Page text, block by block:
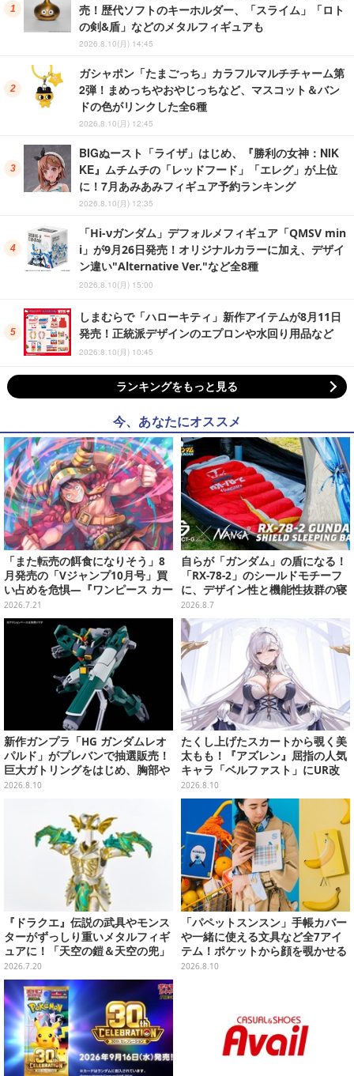
売！歴代ソフトのキーホルダー、「スライム」「ロト
の剣&盾」などのメタルフィギュアも
2026.8.10(月) 14:45
ガシャポン「たまごっち」カラフルマルチチャーム第
2弾！まめっちやおやじっちなど、マスコット＆バン
ドの色がリンクした全6種
2026.8.10(月) 12:45
BIGぬースト「ライザ」はじめ、『勝利の女神：NIK
KE』ムチムチの「レッドフード」「エレグ」が上位
に！7月あみあみフィギュア予約ランキング
2026.8.10(月) 12:35
「Hi-νガンダム」デフォルメフィギュア「QMSV min
i」が9月26日発売！オリジナルカラーに加え、デザイ
ン違い"Alternative Ver."など全8種
2026.8.10(月) 15:00
しまむらで「ハローキティ」新作アイテムが8月11日
発売！正統派デザインのエプロンや水回り用品など
2026.8.10(月) 10:45
ランキングをもっと見る
今、あなたにオススメ
「また転売の餌食になりそう」8
月発売の「Vジャンプ10月号」買
い占めを危惧―『ワンピース カー
ド』付録中止もやまぬ不安
2026.7.21
自らが「ガンダム」の盾になる！
「RX-78-2」のシールドモチーフ
に、デザイン性と機能性抜群の寝
袋がプレバンで2次予約
2026.8.7
新作ガンプラ「HG ガンダムレオ
パルド」がプレバンで抽選販売！
巨大ガトリングをはじめ、胸部や
肩にも武装搭載の重火力モビルス
2026.8.10
たくし上げたスカートから覗く美
太もも！『アズレン』屈指の人気
キャラ「ベルファスト」にUR改
造実装―メイド服も新デザインに
お着替え
2026.8.10
『ドラクエ』伝説の武具やモンス
ターがずっしり重いメタルフィギ
ュアに！「天空の鎧＆天空の兜」
など全7種類
2026.7.20
「パペットスンスン」手帳カバー
や一緒に使える文具など全7アイ
テム！ポケットから顔を覗かせる
スンスンほか遊び心満載のデザイ
2026.8.10